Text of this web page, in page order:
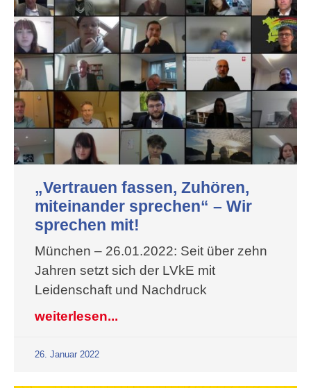
„Vertrauen fassen, Zuhören,
miteinander sprechen“ – Wir
sprechen mit!
München – 26.01.2022: Seit über zehn
Jahren setzt sich der LVkE mit
Leidenschaft und Nachdruck
weiterlesen...
26. Januar 2022